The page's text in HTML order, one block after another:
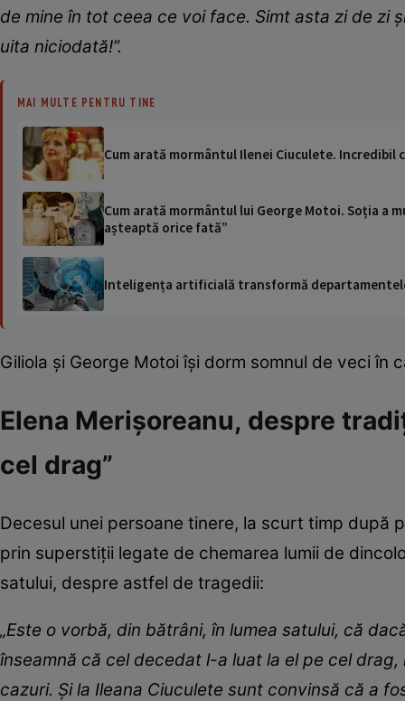
de mine în tot ceea ce voi face. Simt asta zi de zi
uita niciodată!”.
MAI MULTE PENTRU TINE
Cum arată mormântul Ilenei Ciuculete. Incredibil
Cum arată mormântul lui George Motoi. Soția a
așteaptă orice fată”
Inteligența artificială transformă
Giliola și George Motoi își dorm somnul de veci în
Elena Merișoreanu, despre
cel drag”
Decesul unei persoane tinere, la scurt timp după
prin superstiții legate de chemarea lumii de
satului, despre astfel de tragedii:
„Este o vorbă, din bătrâni, în lumea satului, că
înseamnă că cel decedat l-a luat la el pe cel
cazuri. Și la Ileana Ciuculete sunt convinsă că a